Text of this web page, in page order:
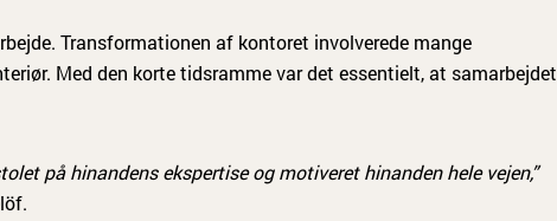
Transformationen af kontoret involverede mange
Med den korte tidsramme var det essentielt, at samarbejdet
på hinandens ekspertise og motiveret hinanden hele vejen,”